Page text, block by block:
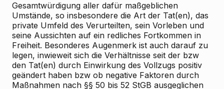
Gesamtwürdigung aller dafür maßgeblichen
Umstände, so insbesondere die Art der Tat(en), das
private Umfeld des Verurteilten, sein Vorleben und
seine Aussichten auf ein redliches Fortkommen in
Freiheit. Besonderes Augenmerk ist auch darauf zu
legen, inwieweit sich die Verhältnisse seit der bzw
den Tat(en) durch Einwirkung des Vollzugs positiv
geändert haben bzw ob negative Faktoren durch
Maßnahmen nach §§ 50 bis 52 StGB ausgeglichen